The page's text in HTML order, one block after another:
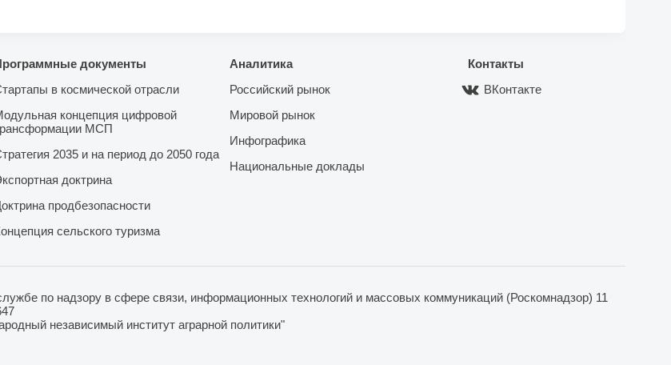
документы
в космической отрасли
концепция цифровой
МСП
2035 и на период до 2050 года
доктрина
продбезопасности
сельского туризма
Аналитика
Российский рынок
Мировой рынок
Инфографика
Национальные доклады
Контакты
ВКонтакте
по надзору в сфере связи, информационных технологий и массовых коммуникаций (Роскомнадзор) 11
независимый институт аграрной политики"